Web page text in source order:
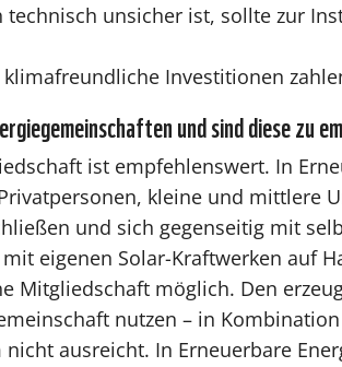
technisch unsicher ist, sollte zur
Investitionen
und sind diese zu
ist empfehlenswert. In
kleine und mittlere
und sich gegenseitig mit
eigenen Solar-Kraftwerken auf
Mitgliedschaft möglich. Den
nutzen – in
nicht ausreicht. In Erneuerbare